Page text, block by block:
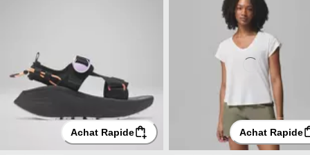
Achat Rapide Achat Rapide